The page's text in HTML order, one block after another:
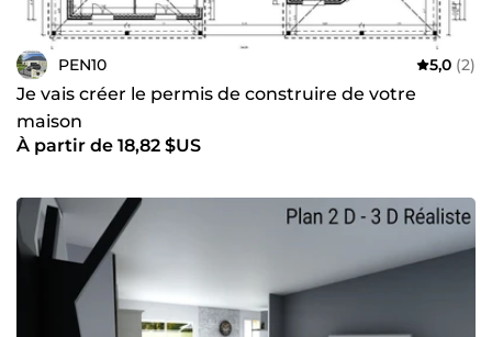
PEN10 5,0 (2)
Je vais créer le permis de construire de votre
maison
À partir de 18,82 $US